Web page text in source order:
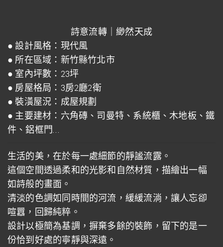
詩意流轉｜緲然天成
● 設計風格：現代風
● 所在區域：新竹縣竹北市
● 室內坪數：23坪
● 房屋格局：3房2廳2衛
● 裝潢屋況：成屋規劃
● 主要建材：六角磚、司曼特、系統櫃、木地板、鐵
件、鋁框門…
生活的美，在於每一處細節的靜謐流露。
這個空間透過柔和的光影和自然材質，描繪出一幅
如詩般的畫面。
清淡的色調如同時間的河流，緩緩流淌，讓人忘卻
喧囂，回歸純粹。
設計以極簡為基調，摒棄多餘的裝飾，留下的是一
份恰到好處的寧靜與深遠。